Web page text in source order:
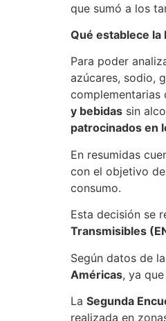
que sumó a los
Qué establece la
Para poder
azúcares, sodio,
complementarias
y bebidas sin
patrocinados en
En resumidas
con el objetivo
consumo.
Esta decisión se
Transmisibles
Según datos de la
Américas, ya
La Segunda
realizada en